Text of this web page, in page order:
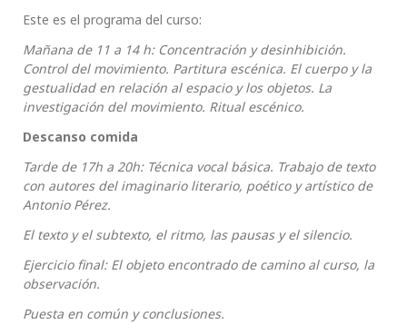
Este es el programa del curso:
Mañana de 11 a 14 h: Concentración y desinhibición.
Control del movimiento. Partitura escénica. El cuerpo y la
gestualidad en relación al espacio y los objetos. La
investigación del movimiento. Ritual escénico.
Descanso comida
Tarde de 17h a 20h: Técnica vocal básica. Trabajo de texto
con autores del imaginario literario, poético y artístico de
Antonio Pérez.
El texto y el subtexto, el ritmo, las pausas y el silencio.
Ejercicio final: El objeto encontrado de camino al curso, la
observación.
Puesta en común y conclusiones.